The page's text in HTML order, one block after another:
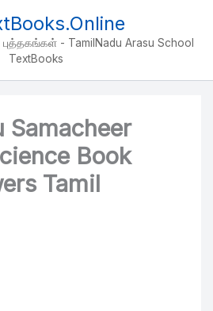
புத்தகங்கள் - TamilNadu Arasu School
TextBooks
Samacheer
Book
Tamil